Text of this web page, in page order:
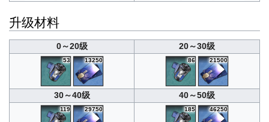
升级材料
0～20级 20～30级
53 13250 86 21500
30～40级 40～50级
119 29750 185 46250